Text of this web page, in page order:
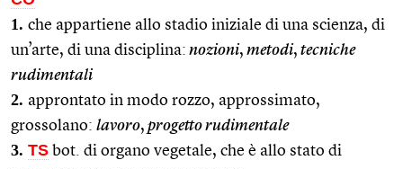
1. che appartiene allo stadio iniziale di una scienza, di
un’arte, di una disciplina: nozioni, metodi, tecniche
rudimentali
2. approntato in modo rozzo, approssimato,
grossolano: lavoro, progetto rudimentale
3. TS bot. di organo vegetale, che è allo stato di